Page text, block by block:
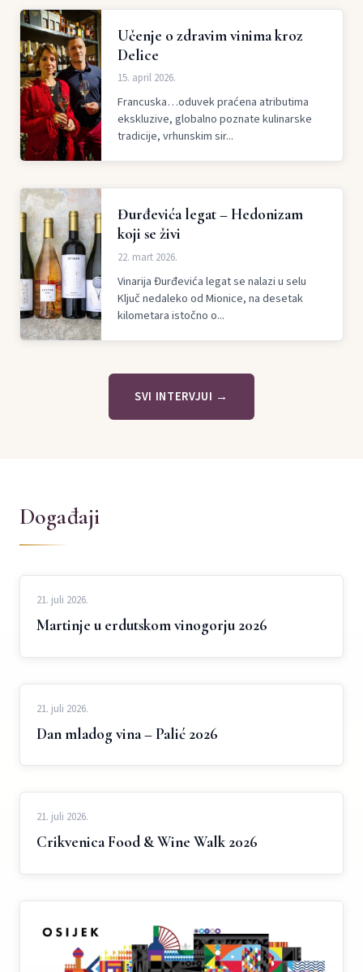
Učenje o zdravim vinima kroz
Delice
15. april 2026.
Francuska…oduvek praćena atributima
ekskluzive, globalno poznate kulinarske
tradicije, vrhunskim sir...
Đurđevića legat – Hedonizam
koji se živi
22. mart 2026.
Vinarija Đurđevića legat se nalazi u selu
Ključ nedaleko od Mionice, na desetak
kilometara istočno o...
SVI INTERVJUI →
Događaji
21. juli 2026.
Martinje u erdutskom vinogorju 2026
21. juli 2026.
Dan mladog vina – Palić 2026
21. juli 2026.
Crikvenica Food & Wine Walk 2026